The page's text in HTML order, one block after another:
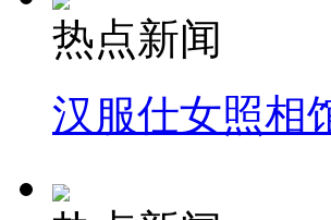
热点新闻
汉服仕女照相